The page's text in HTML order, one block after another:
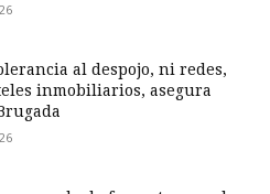
al despojo, ni redes,
inmobiliarios, asegura